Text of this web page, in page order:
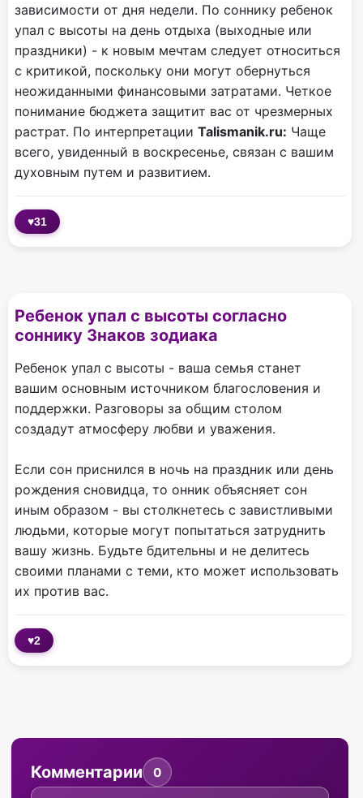
зависимости от дня недели. По соннику ребенок
упал с высоты на день отдыха (выходные или
праздники) - к новым мечтам следует относиться
с критикой, поскольку они могут обернуться
неожиданными финансовыми затратами. Четкое
понимание бюджета защитит вас от чрезмерных
растрат. По интерпретации Talismanik.ru: Чаще
всего, увиденный в воскресенье, связан с вашим
духовным путем и развитием.
♥31
Ребенок упал с высоты согласно
соннику Знаков зодиака
Ребенок упал с высоты - ваша семья станет
вашим основным источником благословения и
поддержки. Разговоры за общим столом
создадут атмосферу любви и уважения.
Если сон приснился в ночь на праздник или день
рождения сновидца, то онник объясняет сон
иным образом - вы столкнетесь с завистливыми
людьми, которые могут попытаться затруднить
вашу жизнь. Будьте бдительны и не делитесь
своими планами с теми, кто может использовать
их против вас.
♥2
Комментарии 0